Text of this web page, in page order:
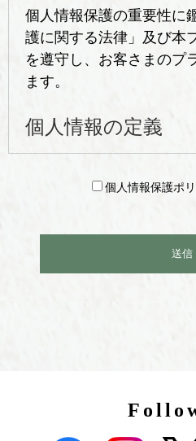
個人情報保護の重要性に
護に関する法律」及び本
を遵守し、お客さまのプ
ます。
個人情報の定義
個人情報保護ポ